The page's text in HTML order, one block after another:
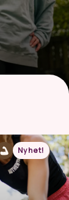
Nyhet!